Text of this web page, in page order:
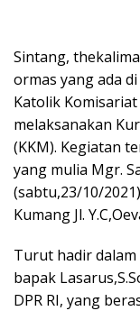
Sintang,
ormas yang ada
Katolik
melaksanakan
(KKM). Kegiatan
yang mulia Mgr.
(sabtu,23/10/
Kumang Jl.
Turut hadir
bapak
DPR RI, yang